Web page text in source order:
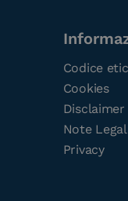
Codice
Cookies
Disclaimer
Note
Privacy